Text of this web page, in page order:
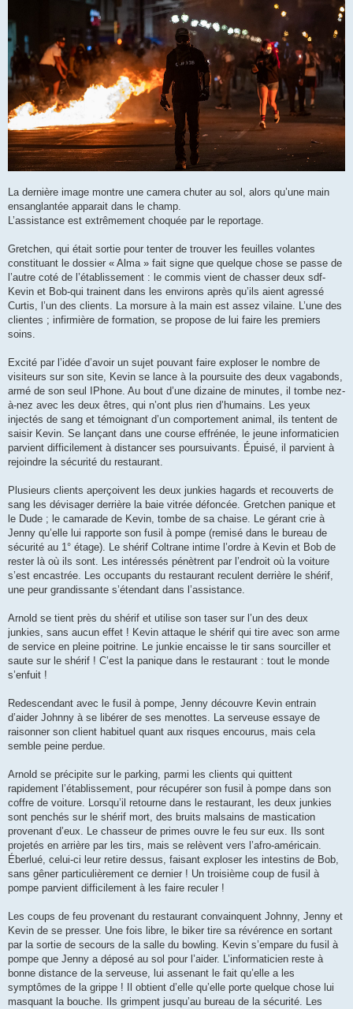
La dernière image montre une camera chuter au sol, alors qu’une main
ensanglantée apparait dans le champ.
L’assistance est extrêmement choquée par le reportage.
Gretchen, qui était sortie pour tenter de trouver les feuilles volantes
constituant le dossier « Alma » fait signe que quelque chose se passe de
l’autre coté de l’établissement : le commis vient de chasser deux sdf-
Kevin et Bob-qui trainent dans les environs après qu’ils aient agressé
Curtis, l’un des clients. La morsure à la main est assez vilaine. L’une des
clientes ; infirmière de formation, se propose de lui faire les premiers
soins.
Excité par l’idée d’avoir un sujet pouvant faire exploser le nombre de
visiteurs sur son site, Kevin se lance à la poursuite des deux vagabonds,
armé de son seul IPhone. Au bout d’une dizaine de minutes, il tombe nez-
à-nez avec les deux êtres, qui n’ont plus rien d’humains. Les yeux
injectés de sang et témoignant d’un comportement animal, ils tentent de
saisir Kevin. Se lançant dans une course effrénée, le jeune informaticien
parvient difficilement à distancer ses poursuivants. Épuisé, il parvient à
rejoindre la sécurité du restaurant.
Plusieurs clients aperçoivent les deux junkies hagards et recouverts de
sang les dévisager derrière la baie vitrée défoncée. Gretchen panique et
le Dude ; le camarade de Kevin, tombe de sa chaise. Le gérant crie à
Jenny qu’elle lui rapporte son fusil à pompe (remisé dans le bureau de
sécurité au 1° étage). Le shérif Coltrane intime l’ordre à Kevin et Bob de
rester là où ils sont. Les intéressés pénètrent par l’endroit où la voiture
s’est encastrée. Les occupants du restaurant reculent derrière le shérif,
une peur grandissante s’étendant dans l’assistance.
Arnold se tient près du shérif et utilise son taser sur l’un des deux
junkies, sans aucun effet ! Kevin attaque le shérif qui tire avec son arme
de service en pleine poitrine. Le junkie encaisse le tir sans sourciller et
saute sur le shérif ! C’est la panique dans le restaurant : tout le monde
s’enfuit !
Redescendant avec le fusil à pompe, Jenny découvre Kevin entrain
d’aider Johnny à se libérer de ses menottes. La serveuse essaye de
raisonner son client habituel quant aux risques encourus, mais cela
semble peine perdue.
Arnold se précipite sur le parking, parmi les clients qui quittent
rapidement l’établissement, pour récupérer son fusil à pompe dans son
coffre de voiture. Lorsqu’il retourne dans le restaurant, les deux junkies
sont penchés sur le shérif mort, des bruits malsains de mastication
provenant d’eux. Le chasseur de primes ouvre le feu sur eux. Ils sont
projetés en arrière par les tirs, mais se relèvent vers l’afro-américain.
Éberlué, celui-ci leur retire dessus, faisant exploser les intestins de Bob,
sans gêner particulièrement ce dernier ! Un troisième coup de fusil à
pompe parvient difficilement à les faire reculer !
Les coups de feu provenant du restaurant convainquent Johnny, Jenny et
Kevin de se presser. Une fois libre, le biker tire sa révérence en sortant
par la sortie de secours de la salle du bowling. Kevin s’empare du fusil à
pompe que Jenny a déposé au sol pour l’aider. L’informaticien reste à
bonne distance de la serveuse, lui assenant le fait qu’elle a les
symptômes de la grippe ! Il obtient d’elle qu’elle porte quelque chose lui
masquant la bouche. Ils grimpent jusqu’au bureau de la sécurité. Les